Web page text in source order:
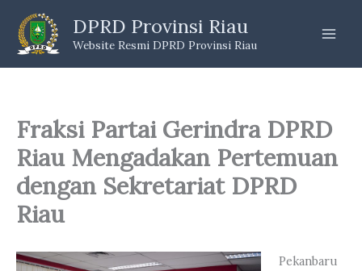
content
DPRD Provinsi Riau
Website Resmi DPRD Provinsi Riau
Fraksi Partai Gerindra DPRD
Riau Mengadakan Pertemuan
dengan Sekretariat DPRD
Riau
Pekanbaru